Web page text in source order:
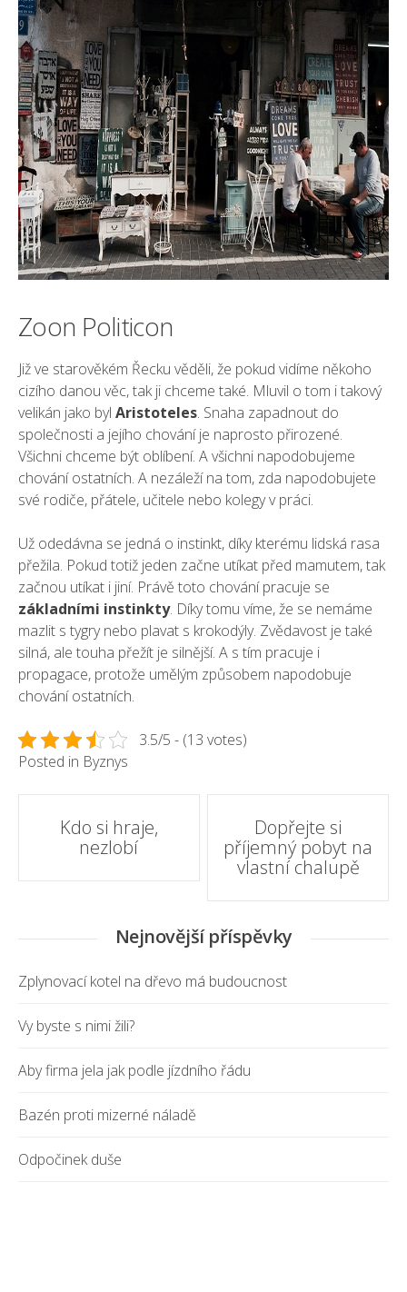
Zoon Politicon
Již ve starověkém Řecku věděli, že pokud vidíme někoho
cizího danou věc, tak ji chceme také. Mluvil o tom i takový
velikán jako byl Aristoteles. Snaha zapadnout do
společnosti a jejího chování je naprosto přirozené.
Všichni chceme být oblíbení. A všichni napodobujeme
chování ostatních. A nezáleží na tom, zda napodobujete
své rodiče, přátele, učitele nebo kolegy v práci.
Už odedávna se jedná o instinkt, díky kterému lidská rasa
přežila. Pokud totiž jeden začne utíkat před mamutem, tak
začnou utíkat i jiní. Právě toto chování pracuje se
základními instinkty. Díky tomu víme, že se nemáme
mazlit s tygry nebo plavat s krokodýly. Zvědavost je také
silná, ale touha přežít je silnější. A s tím pracuje i
propagace, protože umělým způsobem napodobuje
chování ostatních.
3.5/5 - (13 votes)
Posted in Byznys
Post
navigation
Kdo si hraje,
nezlobí
Dopřejte si
příjemný pobyt na
vlastní chalupě
Nejnovější příspěvky
Zplynovací kotel na dřevo má budoucnost
Vy byste s nimi žili?
Aby firma jela jak podle jízdního řádu
Bazén proti mizerné náladě
Odpočinek duše